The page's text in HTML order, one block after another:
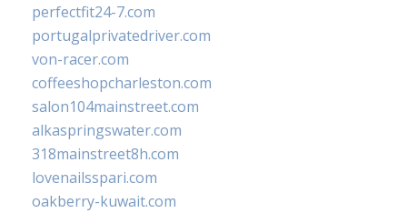
perfectfit24-7.com
portugalprivatedriver.com
von-racer.com
coffeeshopcharleston.com
salon104mainstreet.com
alkaspringswater.com
318mainstreet8h.com
lovenailsspari.com
oakberry-kuwait.com